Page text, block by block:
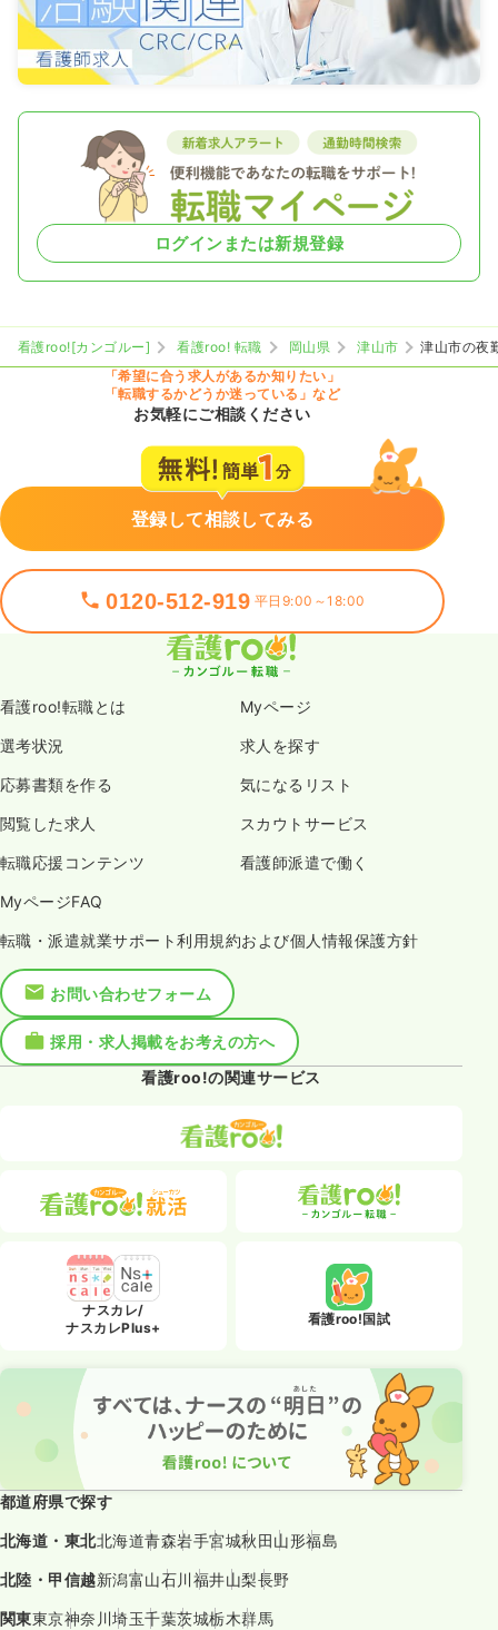
ログインまたは新規登録
看護roo![カンゴルー] 看護roo! 転職 岡山県 津山市
津山市の夜
「希望に合う求人があるか知りたい」
「転職するかどうか迷っている」など
お気軽にご相談ください
登録して相談してみる
0120-512-919 平日9:00～18:00
看護roo!転職とは Myページ
選考状況 求人を探す
応募書類を作る 気になるリスト
閲覧した求人 スカウトサービス
転職応援コンテンツ 看護師派遣で働く
MyページFAQ
転職・派遣就業サポート利用規約および個人情報保護方針
お問い合わせフォーム
採用・求人掲載をお考えの方へ
看護roo!の関連サービス
ナスカレ/
ナスカレPlus+
看護roo!国試
都道府県で探す
北海道・東北北海道青森岩手宮城秋田山形福島
北陸・甲信越新潟富山石川福井山梨長野
関東東京神奈川埼玉千葉茨城栃木群馬